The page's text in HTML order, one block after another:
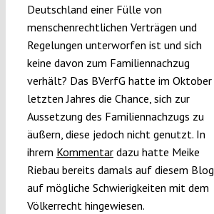
Deutschland einer Fülle von
menschenrechtlichen Verträgen und
Regelungen unterworfen ist und sich
keine davon zum Familiennachzug
verhält? Das BVerfG hatte im Oktober
letzten Jahres die Chance, sich zur
Aussetzung des Familiennachzugs zu
äußern, diese jedoch nicht genutzt. In
ihrem Kommentardazu hatte Meike
Riebau bereits damals auf diesem Blog
auf mögliche Schwierigkeiten mit dem
Völkerrecht hingewiesen.